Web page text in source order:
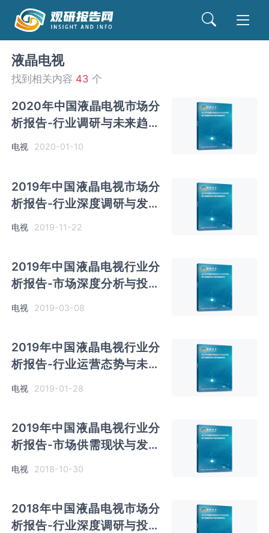
液晶电视
找到相关内容 43 个
2020年中国液晶电视市场分
析报告-行业调研与未来趋势
预测
电视 2020-01-10
2019年中国液晶电视市场分
析报告-行业深度调研与发展
趋势研究
电视 2019-11-22
2019年中国液晶电视行业分
析报告-市场深度分析与投资
前景研究
电视 2019-03-08
2019年中国液晶电视行业分
析报告-行业运营态势与未来
商机分析
电视 2019-01-28
2019年中国液晶电视行业分
析报告-市场供需现状与发展
趋势预测
电视 2018-10-30
2018年中国液晶电视市场分
析报告-行业深度调研与投资